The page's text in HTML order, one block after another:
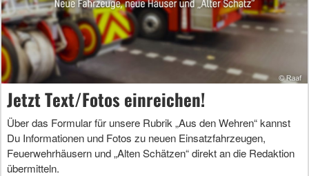
Jetzt Text/Fotos einreichen!
Über das Formular für unsere Rubrik „Aus den Wehren“ kannst
Du Informationen und Fotos zu neuen Einsatzfahrzeugen,
Feuerwehrhäusern und „Alten Schätzen“ direkt an die Redaktion
übermitteln.